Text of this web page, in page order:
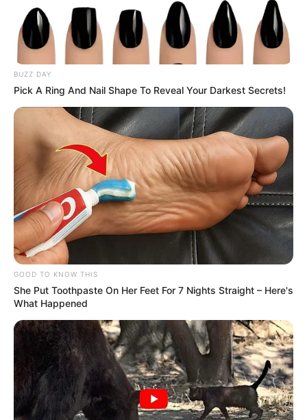
BUZZ DAY
Pick A Ring And Nail Shape To Reveal Your Darkest Secrets!
GOOD TO KNOW THIS
She Put Toothpaste On Her Feet For 7 Nights Straight – Here's
What Happened